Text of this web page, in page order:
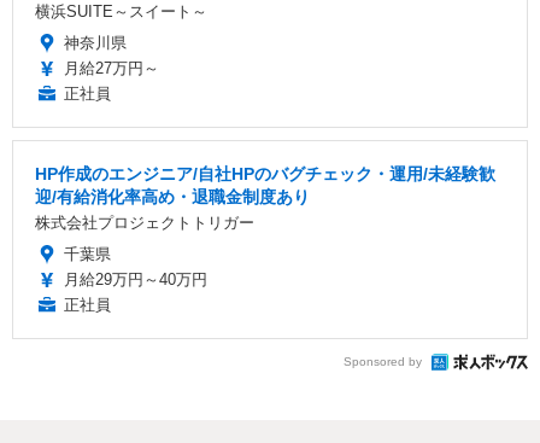
横浜SUITE～スイート～
神奈川県
月給27万円～
正社員
HP作成のエンジニア/自社HPのバグチェック・運用/未経験歓
迎/有給消化率高め・退職金制度あり
株式会社プロジェクトトリガー
千葉県
月給29万円～40万円
正社員
Sponsored by